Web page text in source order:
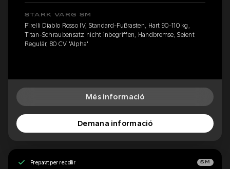
STARK VARG SM
Pirelli Diablo Rosso IV, Standard-Fußrasten, Hart 90-110 kg,
Titan-Schraubensatz nicht inbegriffen, Handbremse, Seient
Regulär, 80 CV 'Alpha'
Més informació
Demana informació
Preparat per recollir SM